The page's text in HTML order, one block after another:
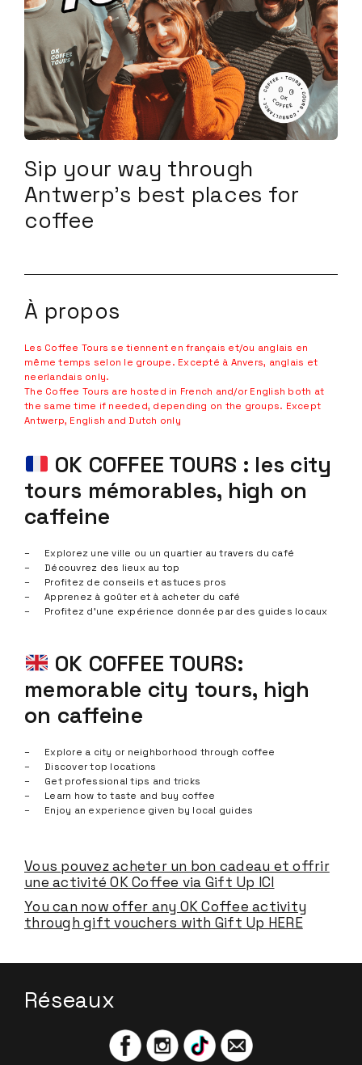
Sip your way through
Antwerp’s best places for
coffee
À propos
Les Coffee Tours se tiennent en français et/ou anglais en
même temps selon le groupe. Excepté à Anvers, anglais et
ne erlandais only.
The Coffee Tours are hosted in French and/or English both at
the same time if needed, depending on the groups. Except
Antwerp, English and Dutch only
OK COFFEE TOURS : les city
tours mémorables, high on
caffeine
Explorez une ville ou un quartier au travers du café
Découvrez des lieux au top
Profitez de conseils et astuces pros
Apprenez à goûter et à acheter du café
Profitez d’une expérience donnée par des guides locaux
OK COFFEE TOURS:
memorable city tours, high
on caffeine
Explore a city or neighborhood through coffee
Discover top locations
Get professional tips and tricks
Learn how to taste and buy coffee
Enjoy an experience given by local guides
Vous pouvez acheter un bon cadeau et offrir
une activité OK Coffee via Gift Up ICI
You can now offer any OK Coffee activity
through gift vouchers with Gift Up HERE
Réseaux